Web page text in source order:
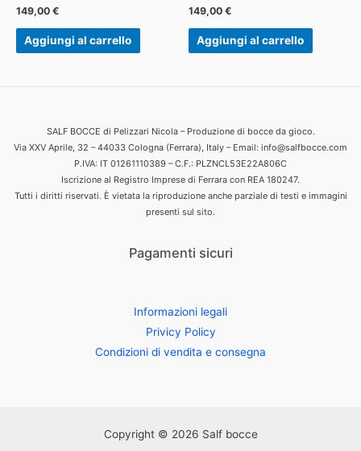
149,00 €
Aggiungi al carrello
149,00 €
Aggiungi al carrello
SALF BOCCE di Pelizzari Nicola – Produzione di bocce da gioco.
Via XXV Aprile, 32 – 44033 Cologna (Ferrara), Italy – Email: info@salfbocce.com
P.IVA: IT 01261110389 – C.F.: PLZNCL53E22A806C
Iscrizione al Registro Imprese di Ferrara con REA 180247.
Tutti i diritti riservati. È vietata la riproduzione anche parziale di testi e immagini
presenti sul sito.
Pagamenti sicuri
Informazioni legali
Privicy Policy
Condizioni di vendita e consegna
Copyright © 2026 Salf bocce